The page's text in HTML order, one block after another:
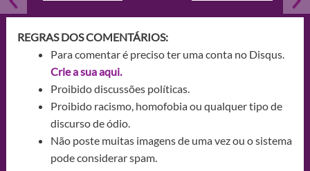
REGRAS DOS COMENTÁRIOS:
Para comentar é preciso ter uma conta no Disqus.
Crie a sua aqui.
Proibido discussões políticas.
Proibido racismo, homofobia ou qualquer tipo de
discurso de ódio.
Não poste muitas imagens de uma vez ou o sistema
pode considerar spam.